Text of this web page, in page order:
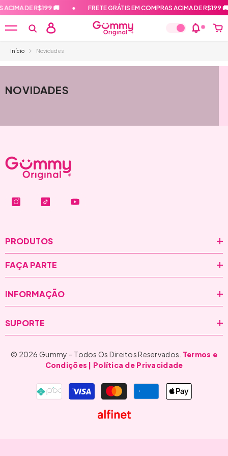
ACIMA DE R$199 🚚 • FRETE GRÁTIS EM COMPRAS ACIMA DE R$199 🚚
Início Novidades
NOVIDADES
PRODUTOS
FAÇA PARTE
INFORMAÇÃO
SUPORTE
© 2026 Gummy – Todos Os Direitos Reservados. Termos e
Condições | Política de Privacidade
Formas
de